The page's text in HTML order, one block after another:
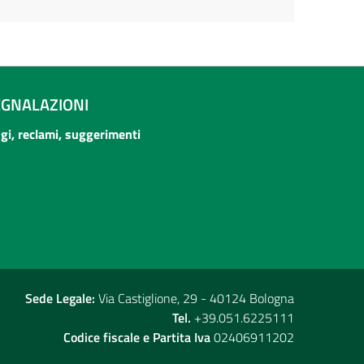
reclami, suggerimenti
Sede Legale: Via Castiglione, 29 - 40124 Bologna
Tel. +39.051.6225111
Codice fiscale e Partita Iva02406911202